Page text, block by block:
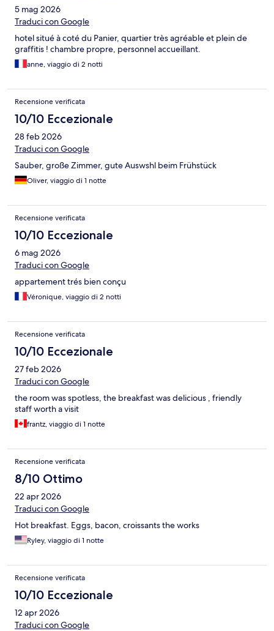
5 mag 2026
Traduci con Google
hotel situé à coté du Panier, quartier très agréable et plein de
graffitis ! chambre propre, personnel accueillant.
anne, viaggio di 2 notti
Recensione verificata
10/10 Eccezionale
28 feb 2026
Traduci con Google
Sauber, große Zimmer, gute Auswshl beim Frühstück
Oliver, viaggio di 1 notte
Recensione verificata
10/10 Eccezionale
6 mag 2026
Traduci con Google
appartement trés bien conçu
Véronique, viaggio di 2 notti
Recensione verificata
10/10 Eccezionale
27 feb 2026
Traduci con Google
the room was spotless, the breakfast was delicious , friendly
staff worth a visit
frantz, viaggio di 1 notte
Recensione verificata
8/10 Ottimo
22 apr 2026
Traduci con Google
Hot breakfast. Eggs, bacon, croissants the works
Ryley, viaggio di 1 notte
Recensione verificata
10/10 Eccezionale
12 apr 2026
Traduci con Google